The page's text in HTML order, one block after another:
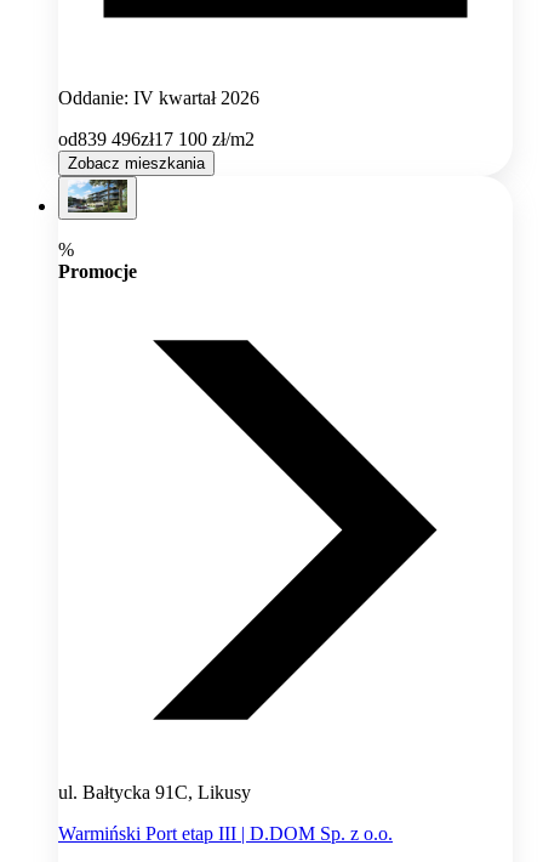
Oddanie: IV kwartał 2026
od839 496zł17 100 zł/m2
Zobacz mieszkania
%
Promocje
ul. Bałtycka 91C, Likusy
Warmiński Port etap III | D.DOM Sp. z o.o.